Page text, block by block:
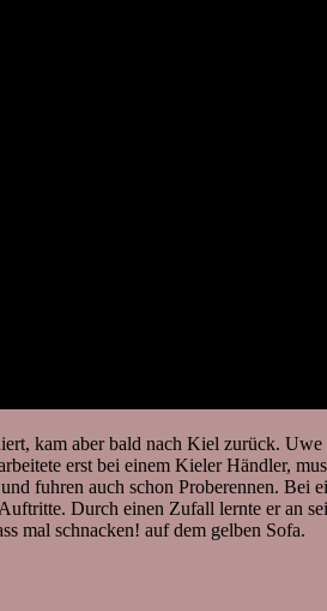
kam aber bald nach Kiel zurück.
erst bei einem Kieler Händler,
fuhren auch schon Proberennen.
Durch einen Zufall lernte er an
mal schnacken! auf dem gelben Sofa.